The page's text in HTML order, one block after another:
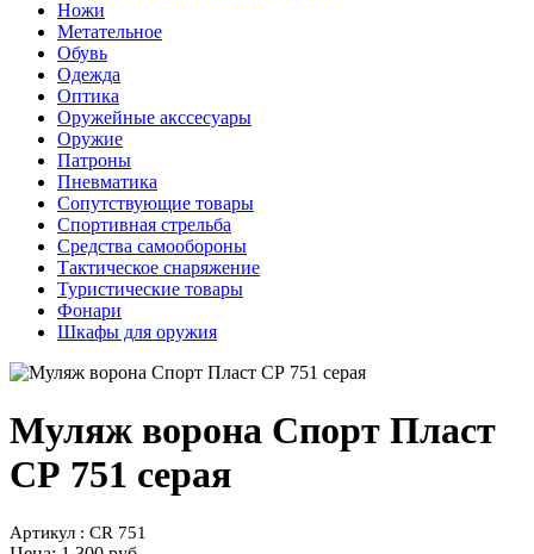
Ножи
Метательное
Обувь
Одежда
Оптика
Оружейные акссесуары
Оружие
Патроны
Пневматика
Сопутствующие товары
Спортивная стрельба
Средства самообороны
Тактическое снаряжение
Туристические товары
Фонари
Шкафы для оружия
Муляж ворона Спорт Пласт
СР 751 серая
Артикул : CR 751